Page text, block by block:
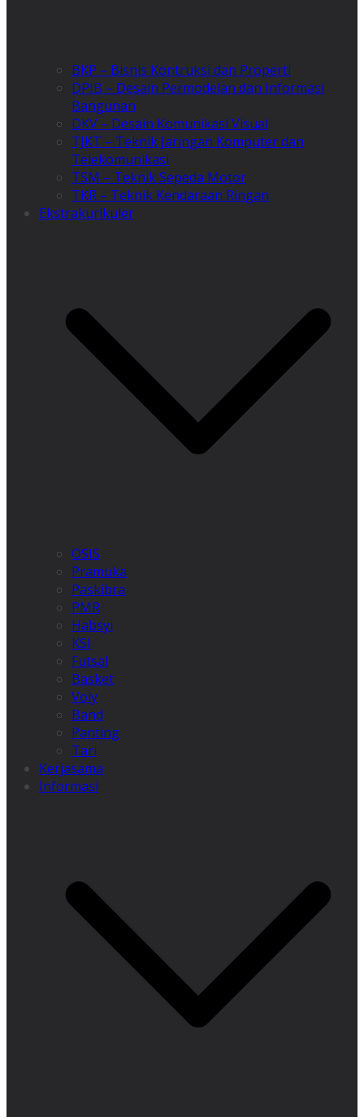
BKP – Bisnis Kontruksi dan Properti
DPIB – Desain Permodelan dan Informasi
Bangunan
DKV – Desain Komunikasi Visual
TJKT – Teknik Jaringan Komputer dan
Telekomunikasi
TSM – Teknik Sepeda Motor
TKR – Teknik Kendaraan Ringan
Ekstrakurikuler
OSIS
Pramuka
Paskibra
PMR
Habsyi
KSI
Futsal
Basket
Voly
Band
Panting
Tari
Kerjasama
Informasi